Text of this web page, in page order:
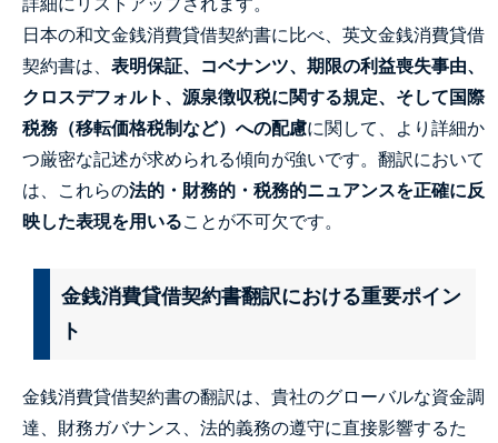
詳細にリストアップされます。
日本の和文金銭消費貸借契約書に比べ、英文金銭消費貸借
契約書は、 表明保証、コベナンツ、期限の利益喪失事由、
クロスデフォルト、源泉徴収税に関する規定、そして国際
税務（移転価格税制など）への配慮に関して、より詳細か
つ厳密な記述が求められる傾向が強いです。翻訳において
は、これらの法的・財務的・税務的ニュアンスを正確に反
映した表現を用いることが不可欠です。
金銭消費貸借契約書翻訳における重要ポイン
ト
金銭消費貸借契約書の翻訳は、貴社のグローバルな資金調
達、財務ガバナンス、法的義務の遵守に直接影響するた